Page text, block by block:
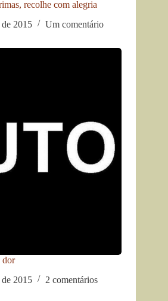
recolhe com alegria
2015
Um comentário
dor
2015
2 comentários